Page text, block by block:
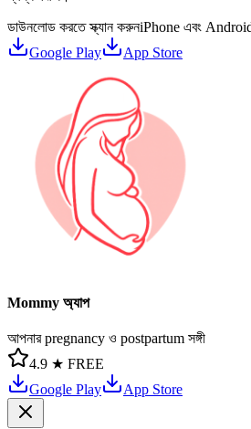
ডাউনলোড করতে স্ক্যান করুনiPhone এবং
Google Play
App Store
Mommy অ্যাপ
আপনার pregnancy ও postpartum সঙ্গী
4.9 ★ FREE
Google Play
App Store